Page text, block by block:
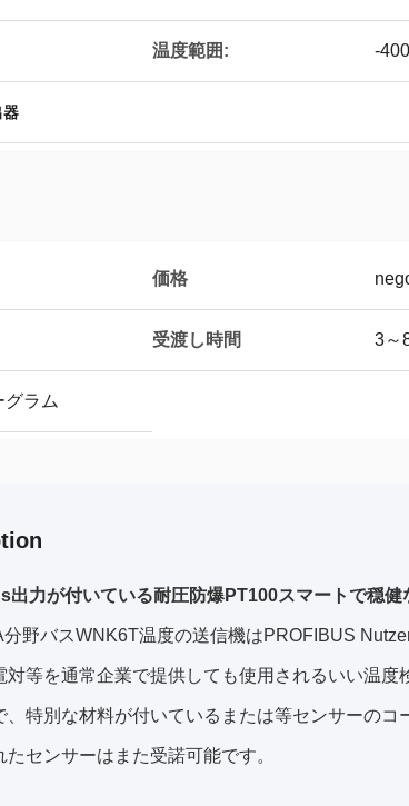
温度範囲: -
器
価格
受渡し時間 3～
ラム
力が付いている耐圧防爆PT100スマートで穏健
野バスWNK6T温度の送信機はPROFIBUS
対等を通常企業で提供しても使用されるいい温
特別な材料が付いているまたは等センサーのコ
センサーはまた受諾可能です。